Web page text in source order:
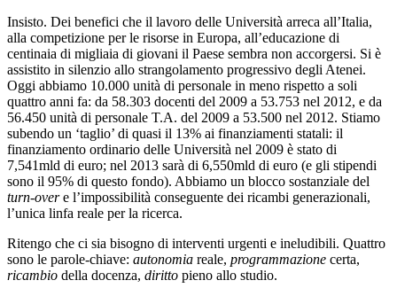
Insisto. Dei benefici che il lavoro delle Università arreca all’Italia,
alla competizione per le risorse in Europa, all’educazione di
centinaia di migliaia di giovani il Paese sembra non accorgersi. Si è
assistito in silenzio allo strangolamento progressivo degli Atenei.
Oggi abbiamo 10.000 unità di personale in meno rispetto a soli
quattro anni fa: da 58.303 docenti del 2009 a 53.753 nel 2012, e da
56.450 unità di personale T.A. del 2009 a 53.500 nel 2012. Stiamo
subendo un ‘taglio’ di quasi il 13% ai finanziamenti statali: il
finanziamento ordinario delle Università nel 2009 è stato di
7,541mld di euro; nel 2013 sarà di 6,550mld di euro (e gli stipendi
sono il 95% di questo fondo). Abbiamo un blocco sostanziale del
turn-overe l’impossibilità conseguente dei ricambi generazionali,
l’unica linfa reale per la ricerca.
Ritengo che ci sia bisogno di interventi urgenti e ineludibili. Quattro
sono le parole-chiave: autonomia reale, programmazione certa,
ricambio della docenza, diritto pieno allo studio.